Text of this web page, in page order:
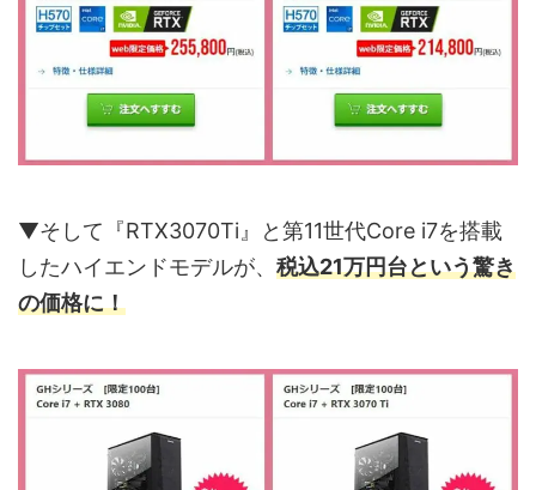
▼そして『RTX3070Ti』と第11世代Core i7を搭載
したハイエンドモデルが、 税込21万円台という驚き
の価格に！